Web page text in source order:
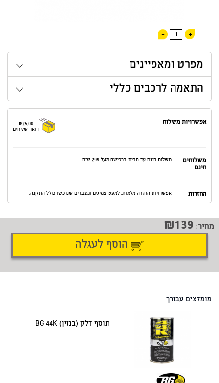
+
1
-
מפרט ומאפיינים
התאמה לרכבים כללי
אפשרויות משלוח
₪25.00
דואר שליחים
משלוחים
חינם
משלוח חינם עד הבית ברכישה מעל 299 ש"ח
החזרות אפשרויות החזרה מלאות. למעט צמיגים ומצברים שנרכשו כולל התקנה.
שתף דיווח על טעות
מחיר: 139
הוסף לעגלה
מומלצים עבורך
תוסף דלק (בנזין) BG 44K